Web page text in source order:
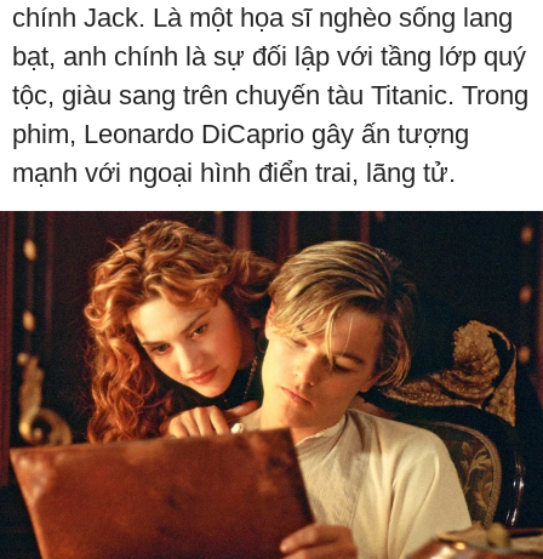
chính Jack. Là một họa sĩ nghèo sống lang
bạt, anh chính là sự đối lập với tầng lớp quý
tộc, giàu sang trên chuyến tàu Titanic. Trong
phim, Leonardo DiCaprio gây ấn tượng
mạnh với ngoại hình điển trai, lãng tử.